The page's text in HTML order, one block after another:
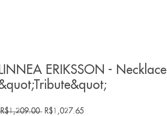
LINNEA ERIKSSON - Necklace
Regular
R$1,027.65